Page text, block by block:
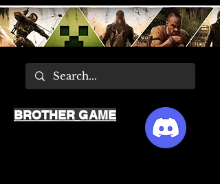
BROTHER GAME